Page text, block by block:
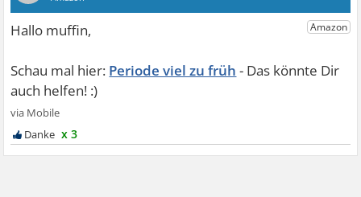
Periode viel zu früh
x 3